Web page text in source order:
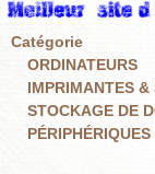
Catégorie
ORDINATEURS
IMPRIMANTES &
STOCKAGE DE